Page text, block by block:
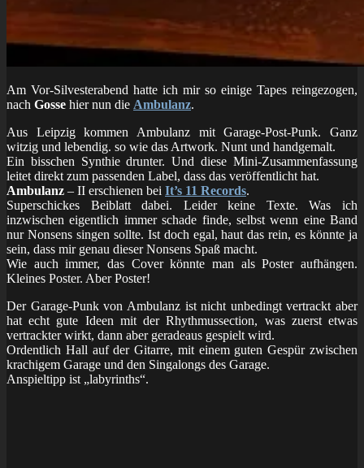
Am Vor-Silvesterabend hatte ich mir so einige Tapes reingezogen,
nach Gosse hier nun die Ambulanz.
Aus Leipzig kommen Ambulanz mit Garage-Post-Punk. Ganz
witzig und lebendig. so wie das Artwork. Nunt und handgemalt.
Ein bisschen Synthie drunter. Und diese Mini-Zusammenfassung
leitet direkt zum passenden Label, dass das veröffentlicht hat.
Ambulanz – II erschienen bei It’s 11 Records.
Superschickes Beiblatt dabei. Leider keine Texte. Was ich
inzwischen eigentlich immer schade finde, selbst wenn eine Band
nur Nonsens singen sollte. Ist doch egal, haut das rein, es könnte ja
sein, dass mir genau dieser Nonsens Spaß macht.
Wie auch immer, das Cover könnte man als Poster aufhängen.
Kleines Poster. Aber Poster!
Der Garage-Punk von Ambulanz ist nicht unbedingt vertrackt aber
hat echt gute Ideen mit der Rhythmussection, was zuerst etwas
vertrackter wirkt, dann aber geradeaus gespielt wird.
Ordentlich Hall auf der Gitarre, mit einem guten Gespür zwischen
krachigem Garage und den Singalongs des Garage.
Anspieltipp ist „labyrinths“.